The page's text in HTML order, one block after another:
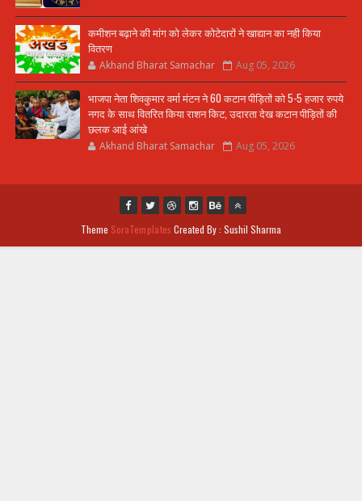
कमीशन बढ़ाने की मांग को लेकर कोटेदारों ने खाद्यान का नही किया
वितरण
Akhand Bharat Samachar Aug 05, 2026
भाजपा नेता शिवकुमार वर्मा मंटन ने 60 कटान पीड़ितों को 5-5 हजार रुपये
नगद के साथ वितरित किया राशन किट, उदारता देख कटान पीड़ितों की
छलक आई आंखे
Akhand Bharat Samachar Aug 05, 2026
Theme SoraTemplates Created By : Sushil Sharma